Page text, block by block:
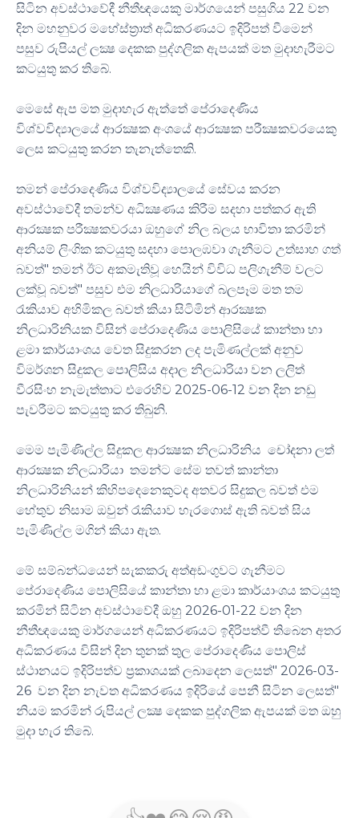
සිටින අවස්ථාවේදී නීතීඥයෙකු මාර්ගයෙන් පසුගිය 22 වන
දින මහනුවර මහේස්ත‍්‍රාත් අධිකරණයට ඉදිරිපත් වීමෙන්
පසුව රුපියල් ලක්‍ෂ දෙකක පුද්ගලික ඇපයක් මත මුදාහැරීමට
කටයුතු කර තිබේ.
මෙසේ ඇප මත මුදාහැර ඇත්තේ පේරාදෙණිය
විශ්වවිද්‍යාලයේ ආරක්‍ෂක අංශයේ ආරක්‍ෂක පරීක්‍ෂකවරයෙකු
ලෙස කටයුතු කරන තැනැත්තෙකි.
තමන් පේරාදෙණිය විශ්වවිද්‍යාලයේ සේවය කරන
අවස්ථාවේදී තමන්ව අධික්‍ෂණය කිරීම සදහා පත්කර ඇති
ආරක්‍ෂක පරීක්‍ෂකවරයා ඔහුගේ නිල බලය භාවිතා කරමින්
අනියම් ලිංගික කටයුතු සදහා පොලඹවා ගැනීමට උත්සාහ ගත්
බවත්" තමන් ඊට අකමැතිවූ හෙයින් විවිධ පලිගැනීම් වලට
ලක්වූ බවත්" පසුව එම නිලධාරියාගේ බලපෑම මත තම
රැකියාව අහිමිකල බවත් කියා සිටිමින් ආරක්‍ෂක
නිලධාරිනියක විසින් පේරාදෙණිය පොලිසියේ කාන්තා හා
ළමා කාර්යාංශය වෙත සිදුකරන ලද පැමිණල්ලක් අනුව
විමර්ශන සිදුකල පොලිසිය අදාල නිලධාරියා වන ලලිත්
වීරසිංහ නැමැත්තාට එරෙහිව 2025-06-12 වන දින නඩු
පැවරීමට කටයුතු කර තිබුනි.
මෙම පැමිණිල්ල සිදුකල ආරක්‍ෂක නිලධාරිනිය චෝදනා ලත්
ආරක්‍ෂක නිලධාරියා තමන්ට සේම තවත් කාන්තා
නිලධාරිනියන් කිහිපදෙනෙකුටද අතවර සිදුකල බවත් එම
හේතුව නිසාම ඔවුන් රැකියාව හැරගොස් ඇති බවත් සිය
පැමිණිල්ල මගින් කියා ඇත.
මේ සම්බන්ධයෙන් සැකකරු අත්අඩංගුවට ගැනීමට
පේරාදෙණිය පොලිසියේ කාන්තා හා ළමා කාර්යාංශය කටයුතු
කරමින් සිටින අවස්ථාවේදී ඔහු 2026-01-22 වන දින
නීතීඥයෙකු මාර්ගයෙන් අධිකරණයට ඉදිරිපත්වී තිබෙන අතර
අධිකරණය විසින් දින තුනක් තුල පේරාදෙණිය පොලිස්
ස්ථානයට ඉදිරිපත්ව ප‍්‍රකාශයක් ලබාදෙන ලෙසත්" 2026-03-
26 වන දින නැවත අධිකරණය ඉදිරියේ පෙනී සිටින ලෙසත්"
නියම කරමින් රුපියල් ලක්‍ෂ දෙකක පුද්ගලික ඇපයක් මත ඔහු
මුදා හැර තිබේ.